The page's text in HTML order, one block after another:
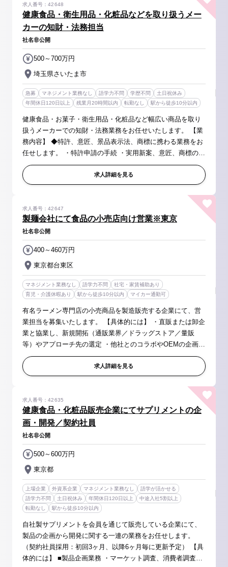
健康食品・衛生用品・化粧品などを取り扱うメー
カーの知財・法務担当
求人番号：42648
社名非公開
埼玉県さいたま市
500～700万円
急募 マネジメント業務なし 語学力不問 学歴不問
土日祝休み
年間休日120日以上
残業月20時間以内 転勤なし 駅から徒歩10分以内
健康食品・お菓子・衛生用品・化粧品など幅広い商品を取り
扱うメーカーでの知財・法務業務をお任せいたします。 【業
務内容】 ◆特許、意匠、景品表示法、商標に携わる業務をお
任せします。 ・特許申請の手続 ・実用新案、意匠、商標の調
査や確認および登録申請 ・弁護士や弁理士との折衝、調整 ・
社内からの問い...
求人詳細を見る
製麺会社にて食品の小売店向け営業※東京
求人番号：42647
社名非公開
東京都台東区
400～460万円
マネジメント業務なし 語学力不問
社宅・家賃補助あり
育児・介護休暇あり
駅から徒歩10分以内 マイカー通勤可
有名ラーメン専門店の小売商品を製造販売する企業にて、営
業担当を募集いたします。 【具体的には】 ・直販または卸企
業と協業し、新規開拓（通販業界／ドラッグストア／量販
等）やアプローチ先の選定 ・他社とのコラボやOEMの企画、
調整 ※既存:新規＝約7:3 【取扱い商材】 生そば、箱ラーメ
ン、地ビールなど
求人詳細を見る
健康食品・化粧品販売企業にてサプリメントの企
画・開発／契約社員
求人番号：42635
社名非公開
東京都
500～600万円
上場企業 外資系企業 マネジメント業務なし
語学が活かせる
語学力不問
土日祝休み 年間休日120日以上
中途入社5割以上
転勤なし
駅から徒歩10分以内
自社製サプリメントを会員を通じて販売している企業にて、
製品の企画から開発に関する一連の業務をお任せします。
（契約社員採用：初回3ヶ月、以降6ヶ月毎に更新予定） 【具
体的には】 ■製品企画業務 ・マーケット調査、消費者調査、